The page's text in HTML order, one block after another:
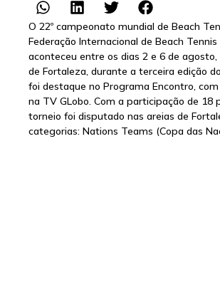
O 22º campeonato mundial de Beach
Federação Internacional de Beach Tennis
aconteceu entre os dias 2 e 6 de agosto,
de Fortaleza, durante a terceira edição
foi destaque no Programa Encontro,
na TV GLobo. Com a participação de 18
torneio foi disputado nas areias de
categorias: Nations Teams (Copa das